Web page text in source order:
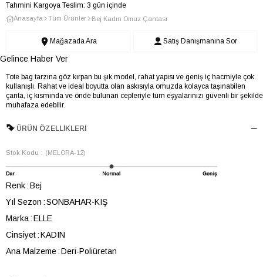
Tahmini Kargoya Teslim: 3 gün içinde
Anasayfa Tüm Ürünler Bej Kadın Omuz Çantası
Mağazada Ara Satış Danışmanına Sor
Gelince Haber Ver
Tote bag tarzına göz kırpan bu şık model, rahat yapısı ve geniş iç hacmiyle çok
kullanışlı. Rahat ve ideal boyutta olan askısıyla omuzda kolayca taşınabilen
çanta, iç kısmında ve önde bulunan cepleriyle tüm eşyalarınızı güvenli bir şekilde
muhafaza edebilir.
ÜRÜN ÖZELLIKLERI
Stok Kodu (MELORA-12)
Renk Bej
Yıl Sezon SONBAHAR-KIŞ
Marka ELLE
Cinsiyet KADIN
Ana Malzeme Deri-Poliüretan